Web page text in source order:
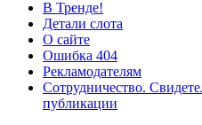
В Тренде!
Детали слота
О сайте
Ошибка 404
Рекламодателям
Сотрудничество.
публикации